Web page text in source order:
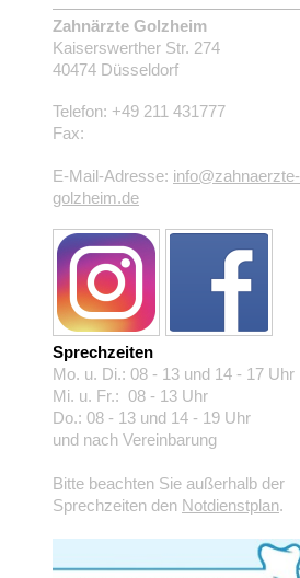
Zahnärzte Golzheim
Kaiserswerther Str. 274
40474 Düsseldorf
Telefon: +49 211 431777
Fax:
E-Mail-Adresse: info@zahnaerzte-
golzheim.de
Sprechzeiten
Mo. u. Di.: 08 - 13 und 14 - 17 Uhr
Mi. u. Fr.: 08 - 13 Uhr
Do.: 08 - 13 und 14 - 19 Uhr
und nach Vereinbarung
Bitte beachten Sie außerhalb der
Sprechzeiten den Notdienstplan.